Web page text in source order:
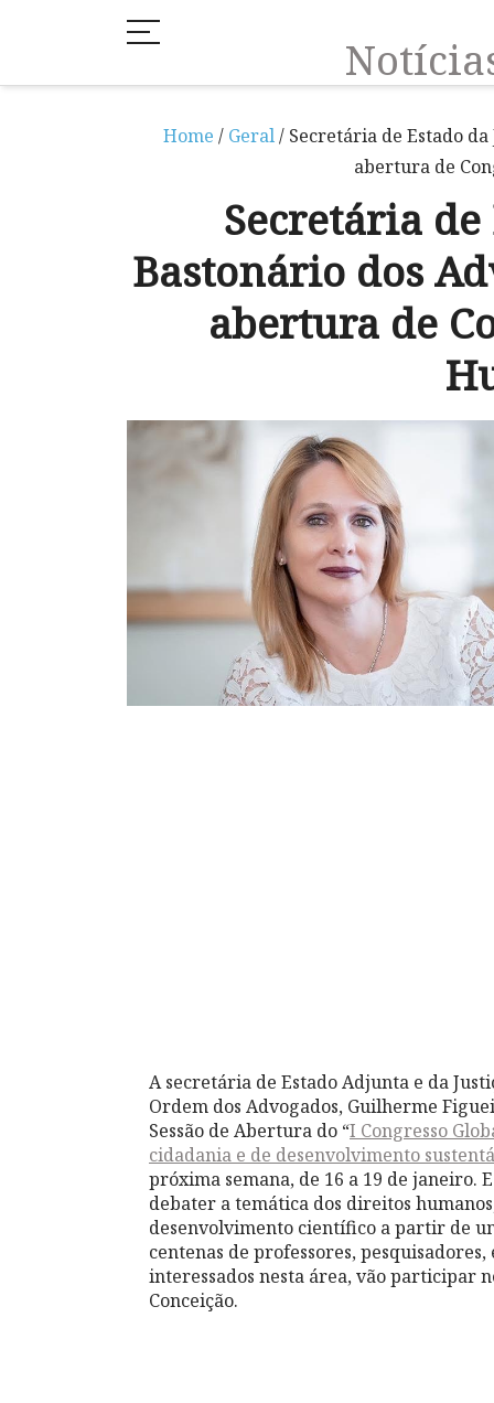
Home / Geral/ Secretária de Estado da
abertura de
Secretária de
Bastonário dos
abertura de
A secretária de Estado Adjunta e da
Ordem dos Advogados, Guilherme
Sessão de Abertura do “I Congresso
cidadania e de desenvolvimento
próxima semana, de 16 a 19 de
debater a temática dos direitos
desenvolvimento científico a partir de
centenas de professores,
interessados nesta área, vão participar
Conceição.